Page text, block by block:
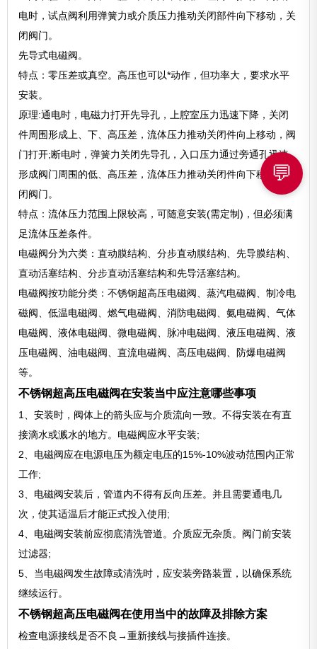
电时，试点阀利用弹簧力或介质压力推动关闭部件向下移动，关
闭阀门。
先导式电磁阀。
特点：零压差或真空。高压也可以*动作，但功率大，要求水平
安装。
原理:通电时，电磁力打开先导孔，上腔室压力迅速下降，关闭
件周围形成上、下、高压差，流体压力推动关闭件向上移动，阀
门打开;断电时，弹簧力关闭先导孔，入口压力通过旁通孔迅速
形成阀门周围的低、高压差，流体压力推动关闭件向下移动，关
闭阀门。
特点：流体压力范围上限较高，可随意安装(需定制)，但必须满
足流体压差条件。
电磁阀分为六类：直动膜结构、分步直动膜结构、先导膜结构、
直动活塞结构、分步直动活塞结构和先导活塞结构。
电磁阀按功能分类：不锈钢超高压电磁阀、蒸汽电磁阀、制冷电
磁阀、低温电磁阀、燃气电磁阀、消防电磁阀、氨电磁阀、气体
电磁阀、液体电磁阀、微电磁阀、脉冲电磁阀、液压电磁阀、液
压电磁阀、油电磁阀、直流电磁阀、高压电磁阀、防爆电磁阀
等。
不锈钢超高压电磁阀在安装当中应注意哪些事项
1、安装时，阀体上的箭头应与介质流向一致。不得安装在有直
接滴水或溅水的地方。电磁阀应水平安装;
2、电磁阀应在电源电压为额定电压的15%-10%波动范围内正常
工作;
3、电磁阀安装后，管道内不得有反向压差。并且需要通电几
次，使其适温后才能正式投入使用;
4、电磁阀安装前应彻底清洗管道。介质应无杂质。阀门前安装
过滤器;
5、当电磁阀发生故障或清洗时，应安装旁路装置，以确保系统
继续运行。
不锈钢超高压电磁阀在使用当中的故障及排除方案
检查电源接线是否不良→重新接线与接插件连接。
💬